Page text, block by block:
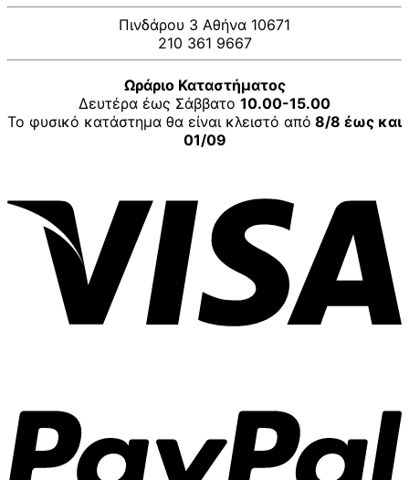
Πινδάρου 3 Αθήνα 10671
210 361 9667
Ωράριο Καταστήματος
Δευτέρα έως Σάββατο 10.00-15.00
Το φυσικό κατάστημα θα είναι κλειστό από 8/8 έως και
01/09